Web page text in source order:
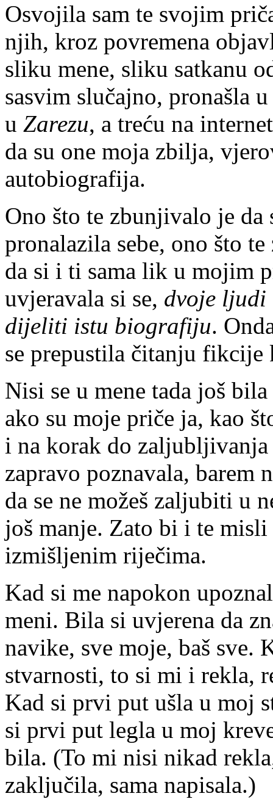
Osvojila sam te svojim
njih, kroz povremena
sliku mene, sliku satkanu
sasvim slučajno, pronašla
u Zarezu, a treću na
da su one moja zbilja,
autobiografija.
Ono što te zbunjivalo je da
pronalazila sebe, ono što
da si i ti sama lik u mojim
uvjeravala si se, dvoje ljudi
dijeliti istu biografiju.
se prepustila čitanju fikcije
Nisi se u mene tada još
ako su moje priče ja, kao
i na korak do
zapravo poznavala, barem
da se ne možeš zaljubiti u
još manje. Zato bi i te
izmišljenim riječima.
Kad si me napokon
meni. Bila si uvjerena da
navike, sve moje, baš sve.
stvarnosti, to si mi i rekla,
Kad si prvi put ušla u moj
si prvi put legla u moj
bila. (To mi nisi nikad
zaključila, sama napisala.)